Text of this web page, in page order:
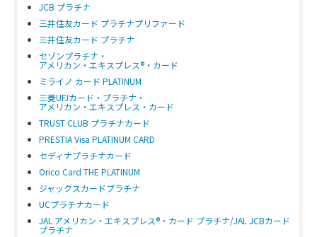
JCB プラチナ
三井住友カード プラチナプリファード
三井住友カード プラチナ
セゾンプラチナ・
アメリカン・エキスプレス®・カード
ミライノ カード PLATINUM
三菱UFJカード・プラチナ・
アメリカン・エキスプレス・カード
TRUST CLUB プラチナカード
PRESTIA Visa PLATINUM CARD
セディナプラチナカード
Orico Card THE PLATINUM
ジャックスカードプラチナ
UCプラチナカード
JAL アメリカン・エキスプレス®・カード プラチナ/JAL JCBカード
プラチナ